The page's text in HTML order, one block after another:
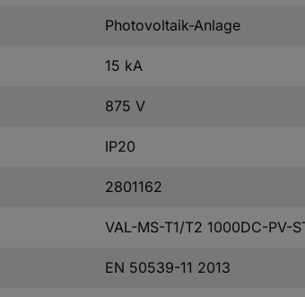
Photovoltaik-Anlage
15 kA
875 V
IP20
2801162
VAL-MS-T1/T2 1000DC-PV-
EN 50539-11 2013